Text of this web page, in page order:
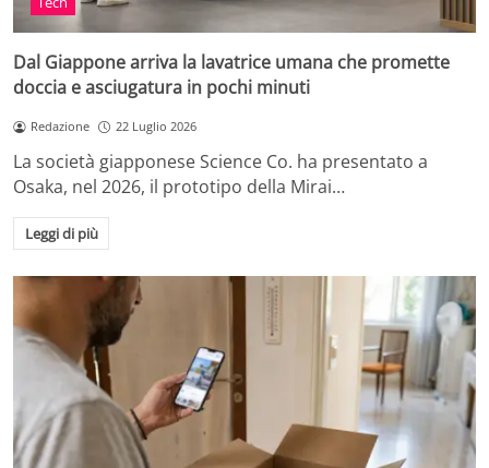
Dal Giappone arriva la lavatrice umana che promette
doccia e asciugatura in pochi minuti
Redazione 22 Luglio 2026
La società giapponese Science Co. ha presentato a
Osaka, nel 2026, il prototipo della Mirai…
Leggi di più